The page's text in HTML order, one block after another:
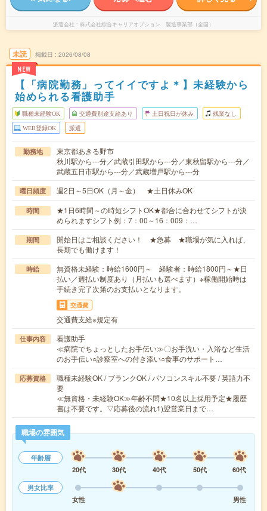
派遣会社 株式会社綜合キャリアオプション 製造事業部（全国）
未読
NEW
掲載日 2026/08/08
【「病院勤務」ってイイですよ＊】未経験から
始められる看護助手
職種未経験OK 交通費別途支給あり 土日祝日が休み 残業なし
WEB登録OK 派遣
勤務地
東京都あきる野市
秋川駅から---分／武蔵引田駅から---分／東秋留駅から---分／
武蔵五日市駅から---分／武蔵増戸駅から---分
曜日頻度 週2日～5日OK（月～金） ★土日休みOK
時間
★1日6時間～の時短シフトOK★都合に合わせてシフトが決
められますシフト例：7：00～16：009：…
期間
開始日はご相談ください！ ★急募 ★職場が気に入れば、
長期でも働けます！
時給
無資格未経験：時給1600円～ 経験者：時給1800円～★日
払い／週払い制度あり（月払いも選べます）※稼働開始時は
手続き完了次第のお支払いとなります。
交通費
交通費支給※規定有
仕事内容
看護助手
≪病院でちょっとしたお手伝い≫〇お手洗い・入浴など生活
のお手伝い○診察室への付き添い○食事のサポート…
応募資格
職種未経験OK / ブランクOK / パソコンスキル不要 / 英語力不
要
≪無資格・未経験OK≫年齢不問★10名以上採用予定★履歴
書は不要です。▽応募後の流れ1)翌営業日まで…
職場の雰囲気
年齢層
20代
30代 40代 50代
60代
男女比率
女性
男性